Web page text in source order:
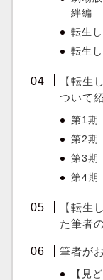
絆編
転生
転生
【転生
ついて
第1期
第2期
第3期
第4期
【転生
た筆者
筆者が
【見